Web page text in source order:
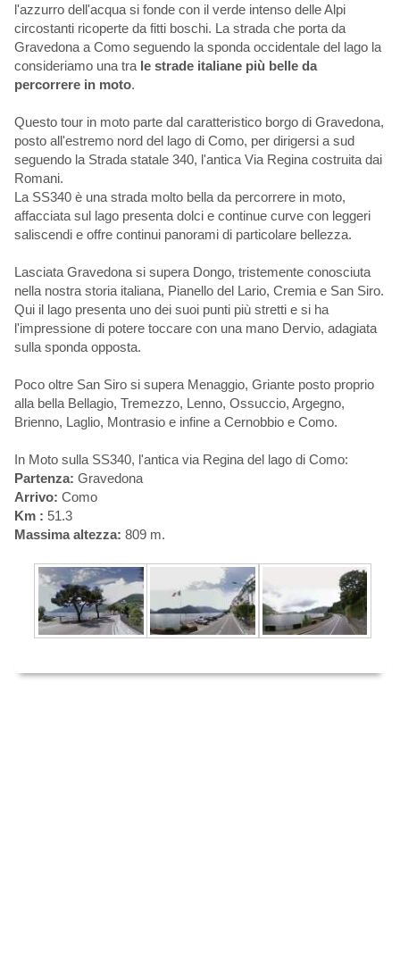
l'azzurro dell'acqua si fonde con il verde intenso delle Alpi
circostanti ricoperte da fitti boschi. La strada che porta da
Gravedona a Como seguendo la sponda occidentale del lago la
consideriamo una tra le strade italiane più belle da
percorrere in moto.
Questo tour in moto parte dal caratteristico borgo di Gravedona,
posto all'estremo nord del lago di Como, per dirigersi a sud
seguendo la Strada statale 340, l'antica Via Regina costruita dai
Romani.
La SS340 è una strada molto bella da percorrere in moto,
affacciata sul lago presenta dolci e continue curve con leggeri
saliscendi e offre continui panorami di particolare bellezza.
Lasciata Gravedona si supera Dongo, tristemente conosciuta
nella nostra storia italiana, Pianello del Lario, Cremia e San Siro.
Qui il lago presenta uno dei suoi punti più stretti e si ha
l'impressione di potere toccare con una mano Dervio, adagiata
sulla sponda opposta.
Poco oltre San Siro si supera Menaggio, Griante posto proprio
alla bella Bellagio, Tremezzo, Lenno, Ossuccio, Argegno,
Brienno, Laglio, Montrasio e infine a Cernobbio e Como.
In Moto sulla SS340, l'antica via Regina del lago di Como:
Partenza: Gravedona
Arrivo: Como
Km : 51.3
Massima altezza: 809 m.